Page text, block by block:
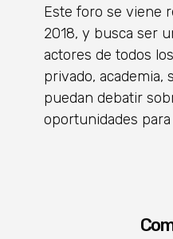
Este foro se viene
2018, y busca ser
actores de todos
privado, academia,
puedan debatir
oportunidades para